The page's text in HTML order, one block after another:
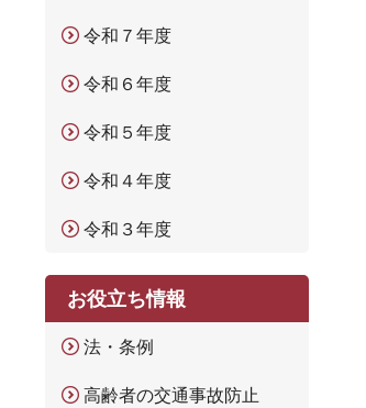
令和７年度
令和６年度
令和５年度
令和４年度
令和３年度
お役立ち情報
法・条例
高齢者の交通事故防止